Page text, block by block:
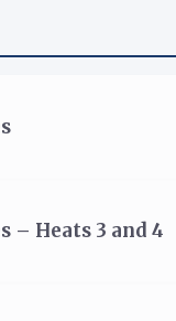
– Heats 3 and 4